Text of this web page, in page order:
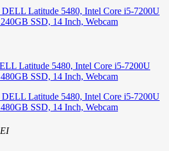
Latitude 5480, Intel Core i5-7200U
SSD, 14 Inch, Webcam